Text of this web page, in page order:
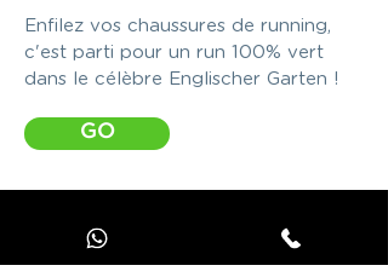
Enfilez vos chaussures de running,
c'est parti pour un run 100% vert
dans le célèbre Englischer Garten !
GO